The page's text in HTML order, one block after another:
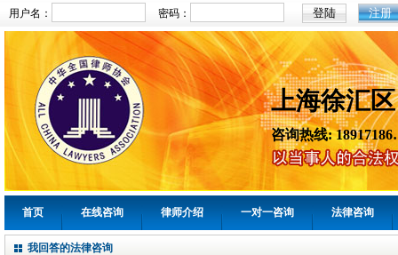
用户名： 密码： 注册
上海徐汇
咨询热线:
首页 在线咨询 律师介绍 一对一咨询 法律咨询
我回答的法律咨询